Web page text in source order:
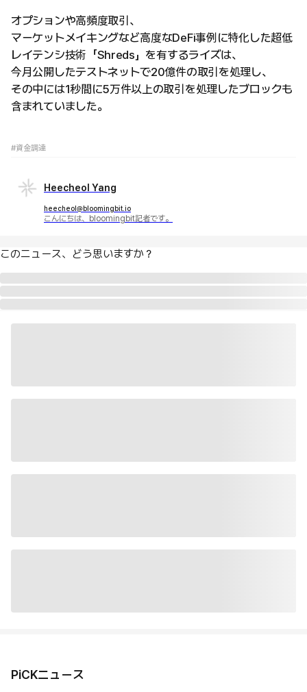
オプションや高頻度取引、
マーケットメイキングなど高度なDeFi事例に特化した超低
レイテンシ技術「Shreds」を有するライズは、
今月公開したテストネットで20億件の取引を処理し、
その中には1秒間に5万件以上の取引を処理したブロックも
含まれていました。
#資金調達
Heecheol Yang
heecheol@bloomingbit.io
こんにちは、bloomingbit記者です。
このニュース、どう思いますか？
PiCKニュース